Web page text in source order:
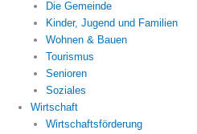
Die Gemeinde
Kinder, Jugend und Familien
Wohnen & Bauen
Tourismus
Senioren
Soziales
Wirtschaft
Wirtschaftsförderung